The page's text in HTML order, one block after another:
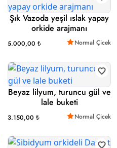
Şık Vazoda yeşil ıslak yapay
orkide arajmanı
5.000,00 ₺ Normal Çicek
Beyaz lilyum, turuncu gül ve
lale buketi
3.150,00 ₺ Normal Çicek